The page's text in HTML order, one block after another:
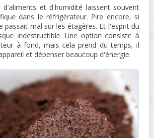
d'aliments et d'humidité laissent souvent
dans le réfrigérateur. Pire encore, si
passait mal sur les étagères. Et l'esprit du
indestructible. Une option consiste à
à fond, mais cela prend du temps, il
et dépenser beaucoup d'énergie.